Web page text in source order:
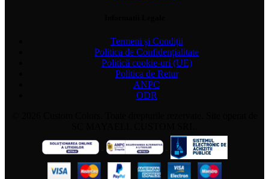
Termeni și Condiții
Politica de Confidențialitate
Politică cookie-uri (UE)
Politica de Retur
ANPC
ODR